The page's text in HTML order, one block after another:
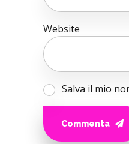
Website
Salva il mio
Commenta